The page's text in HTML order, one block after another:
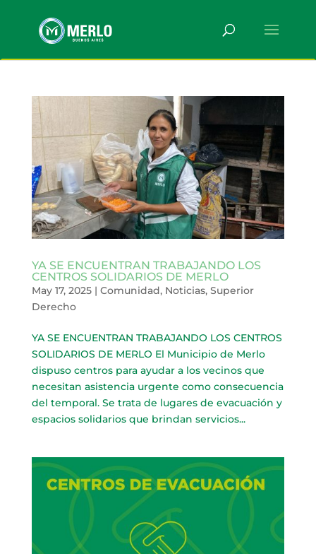
YA SE ENCUENTRAN TRABAJANDO LOS
CENTROS SOLIDARIOS DE MERLO
May 17, 2025| Comunidad, Noticias, Superior
Derecho
YA SE ENCUENTRAN TRABAJANDO LOS CENTROS
SOLIDARIOS DE MERLO El Municipio de Merlo
dispuso centros para ayudar a los vecinos que
necesitan asistencia urgente como consecuencia
del temporal. Se trata de lugares de evacuación y
espacios solidarios que brindan servicios...